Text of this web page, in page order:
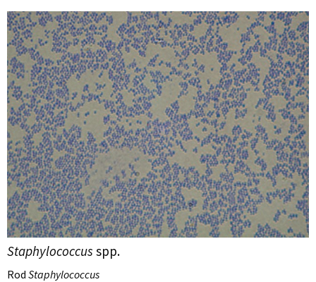
Staphylococcus spp.
Rod Staphylococcus